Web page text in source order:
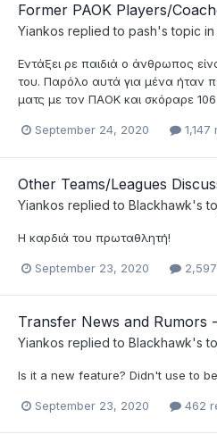
Former PAOK Players/
Yiankos replied to pash's topic in
Εντάξει ρε παιδιά ο άνθρωπος
του. Παρόλο αυτά για μένα ήταν
ματς με τον ΠΑΟΚ και σκόραρε
September 24, 2020 1,147
Other Teams/Leagues
Yiankos replied to Blackhawk's
Η καρδιά του πρωταθλητή!
September 23, 2020
Transfer News and Rumors
Yiankos replied to Blackhawk's
Is it a new feature? Didn't use to
September 23, 2020 462